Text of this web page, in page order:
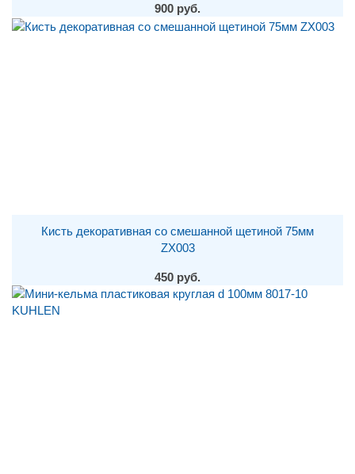
900 руб.
Кисть декоративная со смешанной щетиной 75мм
ZX003
450 руб.